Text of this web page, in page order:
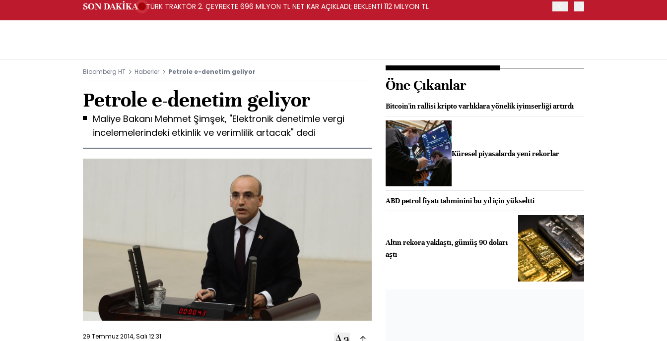
SON DAKİKA TÜRK TRAKTÖR 2. ÇEYREKTE 696 MİLYON TL NET KAR AÇIKLADI; BEKLENTİ 112 MİLYON TL
Bloomberg HT Haberler Petrole e-denetim geliyor
Petrole e-denetim geliyor
Maliye Bakanı Mehmet Şimşek, "Elektronik denetimle vergi
incelemelerindeki etkinlik ve verimlilik artacak" dedi
29 Temmuz 2014, Salı 12:31
Öne Çıkanlar
Bitcoin'in rallisi kripto varlıklara yönelik iyimserliği artırdı
Küresel piyasalarda yeni rekorlar
ABD petrol fiyatı tahminini bu yıl için yükseltti
Altın rekora yaklaştı, gümüş 90 doları
aştı